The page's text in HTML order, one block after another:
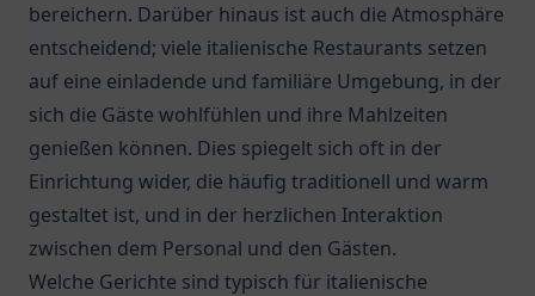
bereichern. Darüber hinaus ist auch die Atmosphäre
entscheidend; viele italienische Restaurants setzen
auf eine einladende und familiäre Umgebung, in der
sich die Gäste wohlfühlen und ihre Mahlzeiten
genießen können. Dies spiegelt sich oft in der
Einrichtung wider, die häufig traditionell und warm
gestaltet ist, und in der herzlichen Interaktion
zwischen dem Personal und den Gästen.
Welche Gerichte sind typisch für italienische